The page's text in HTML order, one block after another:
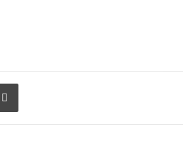
Print